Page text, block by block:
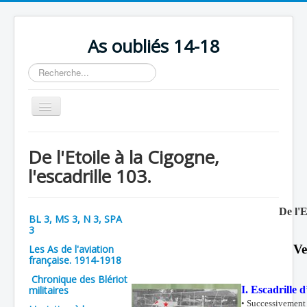
As oubliés 14-18
Rechercher
Basculer
la
Chronologie
Escadrilles
Personnels
Formation
Doctrines
De l'Etoile à la Cigogne,
l'escadrille 103.
BL 3, MS 3, N 3, SPA
3
Les As de l'aviation
française. 1914-1918
Chronique des Blériot
militaires
De
I. Escadrille
•